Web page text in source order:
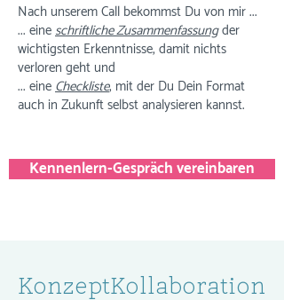
Nach unserem Call bekommst Du von mir ...
... eineschriftliche Zusammenfassungder
wichtigsten Erkenntnisse, damit nichts
verloren geht und
... eineCheckliste, mit der Du Dein Format
auch in Zukunft selbst analysieren kannst.
Kennenlern-Gespräch vereinbaren
KonzeptKollaboration